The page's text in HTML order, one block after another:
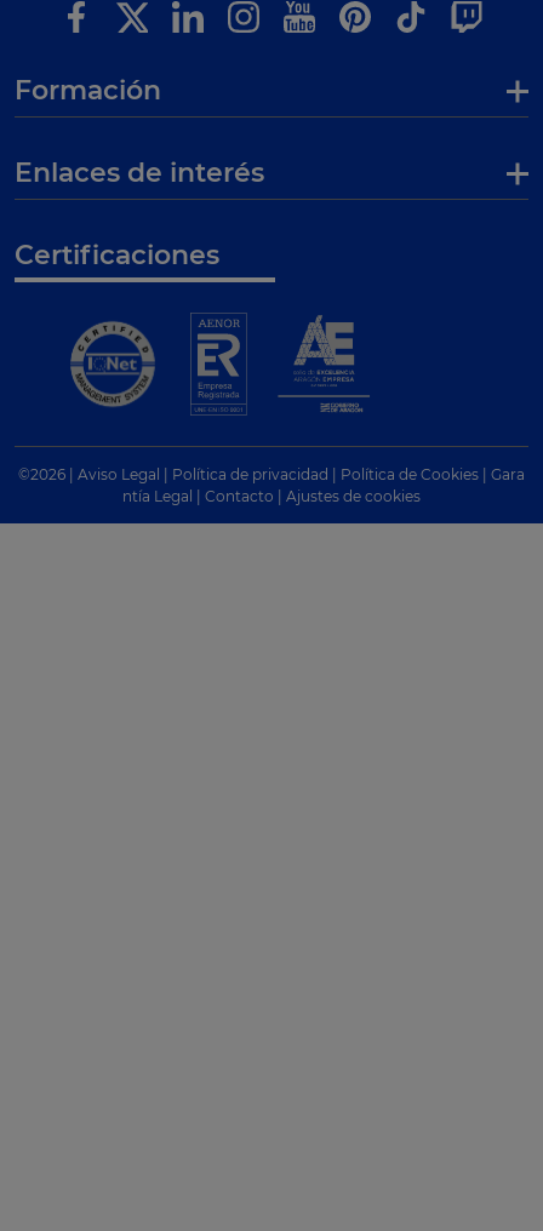
Formación
Enlaces de interés
Certificaciones
©2026 | Aviso Legal | Política de privacidad | Política de Cookies | Gara
ntía Legal | Contacto | Ajustes de cookies